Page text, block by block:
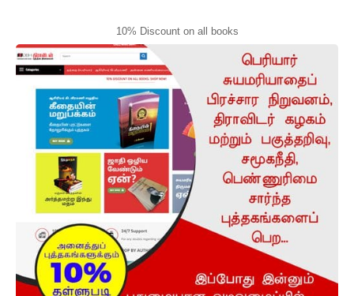
10% Discount on all books